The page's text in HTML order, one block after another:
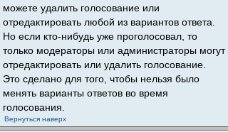
можете удалить голосование или
отредактировать любой из вариантов ответа.
Но если кто-нибудь уже проголосовал, то
только модераторы или администраторы могут
отредактировать или удалить голосование.
Это сделано для того, чтобы нельзя было
менять варианты ответов во время
голосования.
Вернуться наверх